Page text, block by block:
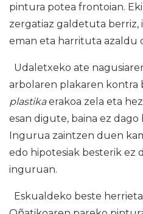
pintura potea frontoian.
zergatiaz galdetuta berriz,
eman eta harrituta azaldu
Udaletxeko ate
arbolaren plakaren kontra
plastikaerakoa zela eta
esan digute, baina ez dago
Ingurua zaintzen duen
edo hipotesiak besterik ez
inguruan.
Eskualdeko beste